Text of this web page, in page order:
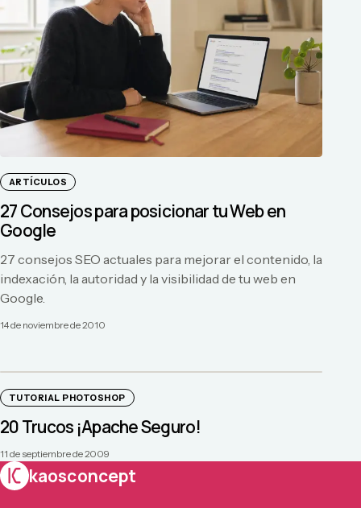
ARTÍCULOS
27 Consejos para posicionar tu Web en
Google
27 consejos SEO actuales para mejorar el contenido, la
indexación, la autoridad y la visibilidad de tu web en
Google.
14 de noviembre de 2010
TUTORIAL PHOTOSHOP
20 Trucos ¡Apache Seguro!
11 de septiembre de 2009
kaosconcept